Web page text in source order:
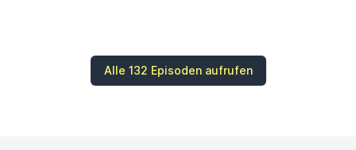
Alle 132 Episoden aufrufen